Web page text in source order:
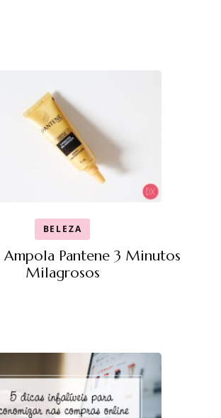
BELEZA
Ampola Pantene 3 Minutos
Milagrosos